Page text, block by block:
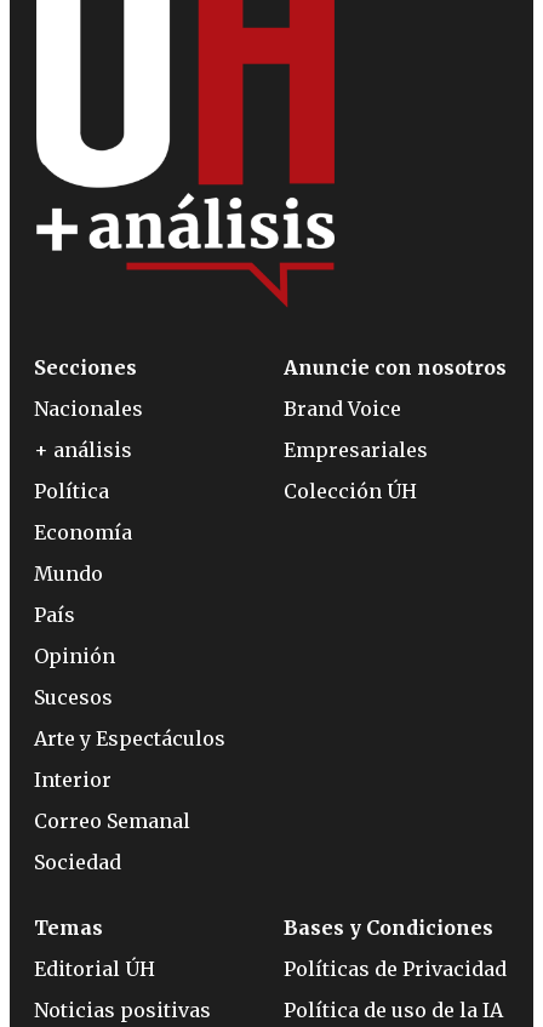
Secciones
Nacionales
+ análisis
Política
Economía
Mundo
País
Opinión
Sucesos
Arte y Espectáculos
Interior
Correo Semanal
Sociedad
Anuncie con nosotros
Brand Voice
Empresariales
Colección ÚH
Temas
Editorial ÚH
Noticias positivas
Bases y Condiciones
Políticas de Privacidad
Política de uso de la IA